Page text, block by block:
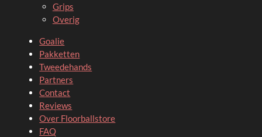
Grips
Overig
Goalie
Pakketten
Tweedehands
Partners
Contact
Reviews
Over Floorballstore
FAQ